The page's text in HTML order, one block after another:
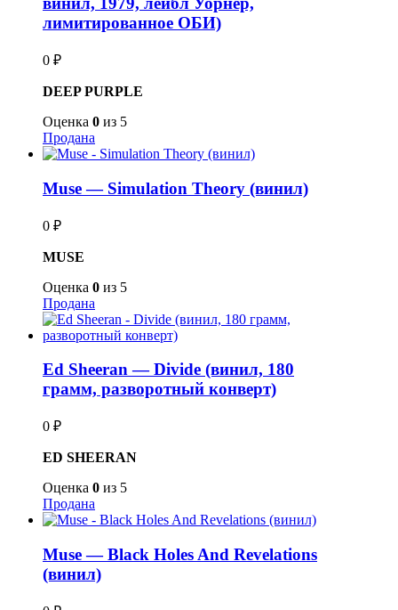
лимитированное ОБИ)
0 ₽
DEEP PURPLE
Оценка 0 из 5
Продана
Muse — Simulation Theory (винил)
0 ₽
MUSE
Оценка 0 из 5
Продана
Ed Sheeran — Divide (винил, 180
грамм, разворотный конверт)
0 ₽
ED SHEERAN
Оценка 0 из 5
Продана
Muse — Black Holes And Revelations
(винил)